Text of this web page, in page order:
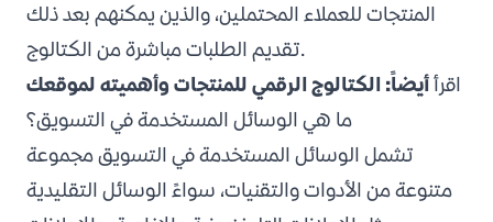
المنتجات للعملاء المحتملين، والذين يمكنهم بعد ذلك
تقديم الطلبات مباشرة من الكتالوج.
اقرأأيضاً:الكتالوج الرقمي للمنتجات وأهميته لموقعك
ما هي الوسائل المستخدمة في التسويق؟
تشمل الوسائل المستخدمة في التسويق مجموعة
متنوعة من الأدوات والتقنيات، سواءً الوسائل التقليدية